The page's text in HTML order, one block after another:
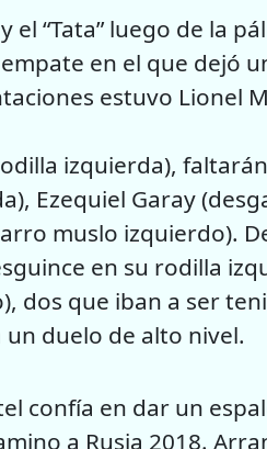
el “Tata” luego de la
en el que dejó
estuvo Lionel
izquierda),
Ezequiel Garay
muslo izquierdo).
en su rodilla
dos que iban a ser
duelo de alto nivel.
confía en dar un
a Rusia 2018.